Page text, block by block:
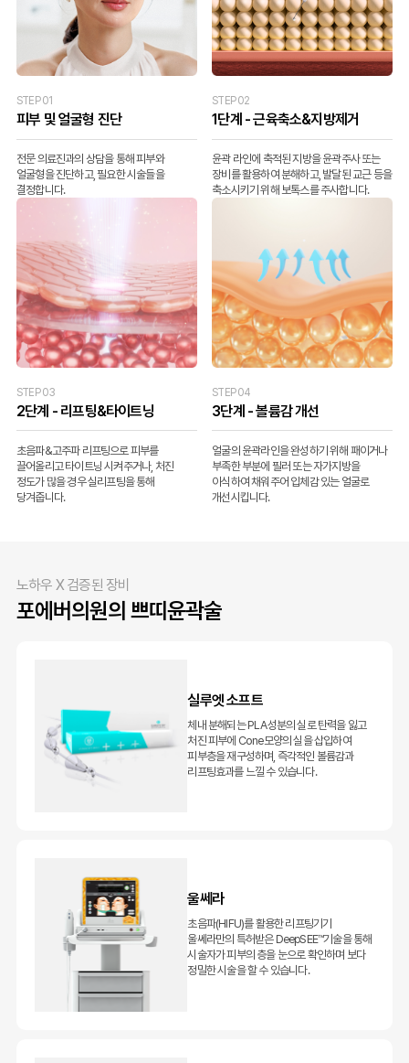
STEP 01
피부 및 얼굴형 진단
전문 의료진과의 상담을 통해 피부와
얼굴형을 진단하고, 필요한 시술들을
결정합니다.
STEP 02
1단계 - 근육축소&지방제거
윤곽 라인에 축적된 지방을 윤곽주사 또는
장비를 활용하여 분해하고, 발달된 교근 등을
축소시키기 위해 보톡스를 주사합니다.
STEP 03
2단계 - 리프팅&타이트닝
초음파&고주파 리프팅으로 피부를
끌어올리고 타이트닝 시켜주거나, 처진
정도가 많을 경우 실리프팅을 통해
당겨줍니다.
STEP 04
3단계 - 볼륨감 개선
얼굴의 윤곽라인을 완성하기 위해 패이거나
부족한 부분에 필러 또는 자가지방을
이식하여 채워주어 입체감 있는 얼굴로
개선시킵니다.
노하우 X 검증된 장비
포에버의원의 쁘띠윤곽술
실루엣 소프트
체내 분해되는 PLA성분의 실로 탄력을 잃고
처진 피부에 Cone모양의 실을 삽입하여
피부층을 재구성하며, 즉각적인 볼륨감과
리프팅효과를 느낄 수 있습니다.
울쎄라
초음파(HIFU)를 활용한 리프팅기기
울쎄라만의 특허받은 DeepSEE™기술을 통해
시술자가 피부의 층을 눈으로 확인하며 보다
정밀한 시술을 할 수 있습니다.